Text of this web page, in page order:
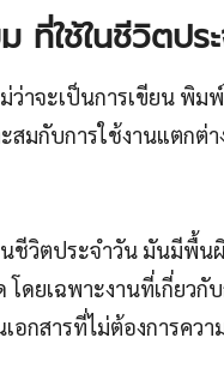
ที่ใช้ในชีวิตปร
าจะเป็นการเขียน พิม
มกับการใช้งานแตกต่า
ตประจำวัน มันมีพื้นผิ
ดยเฉพาะงานที่เกี่ยวกั
กสารที่ไม่ต้องการความ